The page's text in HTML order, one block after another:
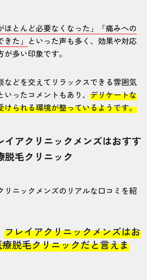
ほとんど必要なくなった」「痛みへの
た」 といった声も多く、効果や対応
多い印象です。
などを交えてリラックスできる雰囲気
いったコメントもあり、デリケートな
けられる環境が整っているようです。
イアクリニックメンズはおすす
脱毛クリニック
リニックメンズのリアルな口コミを紹
フレイアクリニックメンズはお
脱毛クリニックだと言えま